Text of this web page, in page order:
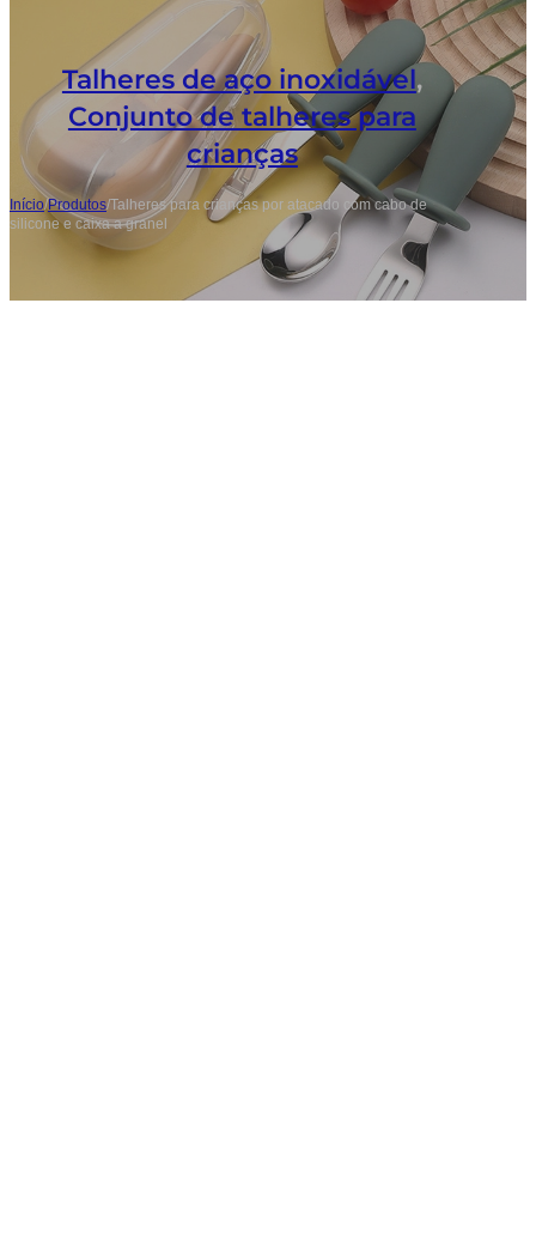
Talheres de aço inoxidável,
Conjunto de talheres para
crianças
Início/Produtos/Talheres para crianças por atacado com cabo de
silicone e caixa a granel